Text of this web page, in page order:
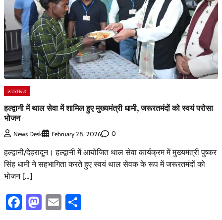
उत्तराखंड
हल्द्वानी में थाल सेवा में शामिल हुए मुख्यमंत्री धामी, जरूरतमंदों को स्वयं परोसा
भोजन
News Desk February 28, 2026 0
हल्द्वानी/देहरादून। हल्द्वानी में आयोजित थाल सेवा कार्यक्रम में मुख्यमंत्री पुष्कर
सिंह धामी ने सहभागिता करते हुए स्वयं थाल सेवक के रूप में जरूरतमंदों को
भोजन […]
Facebook
Mastodon
Email